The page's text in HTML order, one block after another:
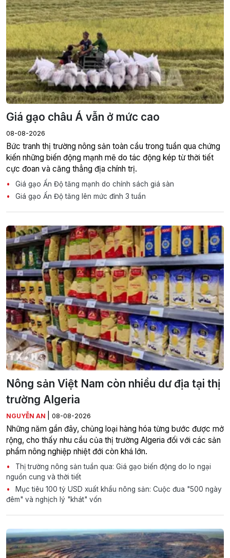
Giá gạo châu Á vẫn ở mức cao
08-08-2026
Bức tranh thị trường nông sản toàn cầu trong tuần qua chứng
kiến những biến động mạnh mẽ do tác động kép từ thời tiết
cực đoan và căng thẳng địa chính trị.
Giá gạo Ấn Độ tăng mạnh do chính sách giá sàn
Giá gạo Ấn Độ tăng lên mức đỉnh 3 tuần
Nông sản Việt Nam còn nhiều dư địa tại thị
trường Algeria
NGUYỄN AN 08-08-2026
Những năm gần đây, chủng loại hàng hóa từng bước được mở
rộng, cho thấy nhu cầu của thị trường Algeria đối với các sản
phẩm nông nghiệp nhiệt đới còn khá lớn.
Thị trường nông sản tuần qua: Giá gạo biến động do lo ngại
nguồn cung và thời tiết
Mục tiêu 100 tỷ USD xuất khẩu nông sản: Cuộc đua "500 ngày
đêm" và nghịch lý "khát" vốn